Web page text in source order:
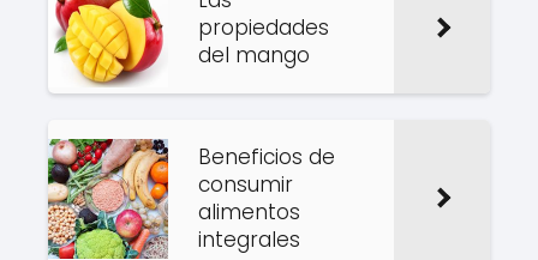
propiedades
del mango
Beneficios de
consumir
alimentos
integrales